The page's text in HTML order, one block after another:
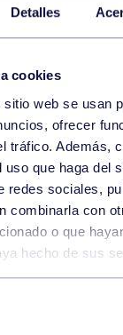
Detalles
cookies
web se usan
ofrecer
tráfico. Además,
uso que haga del
redes sociales,
combinarla con
o que
hecho de sus